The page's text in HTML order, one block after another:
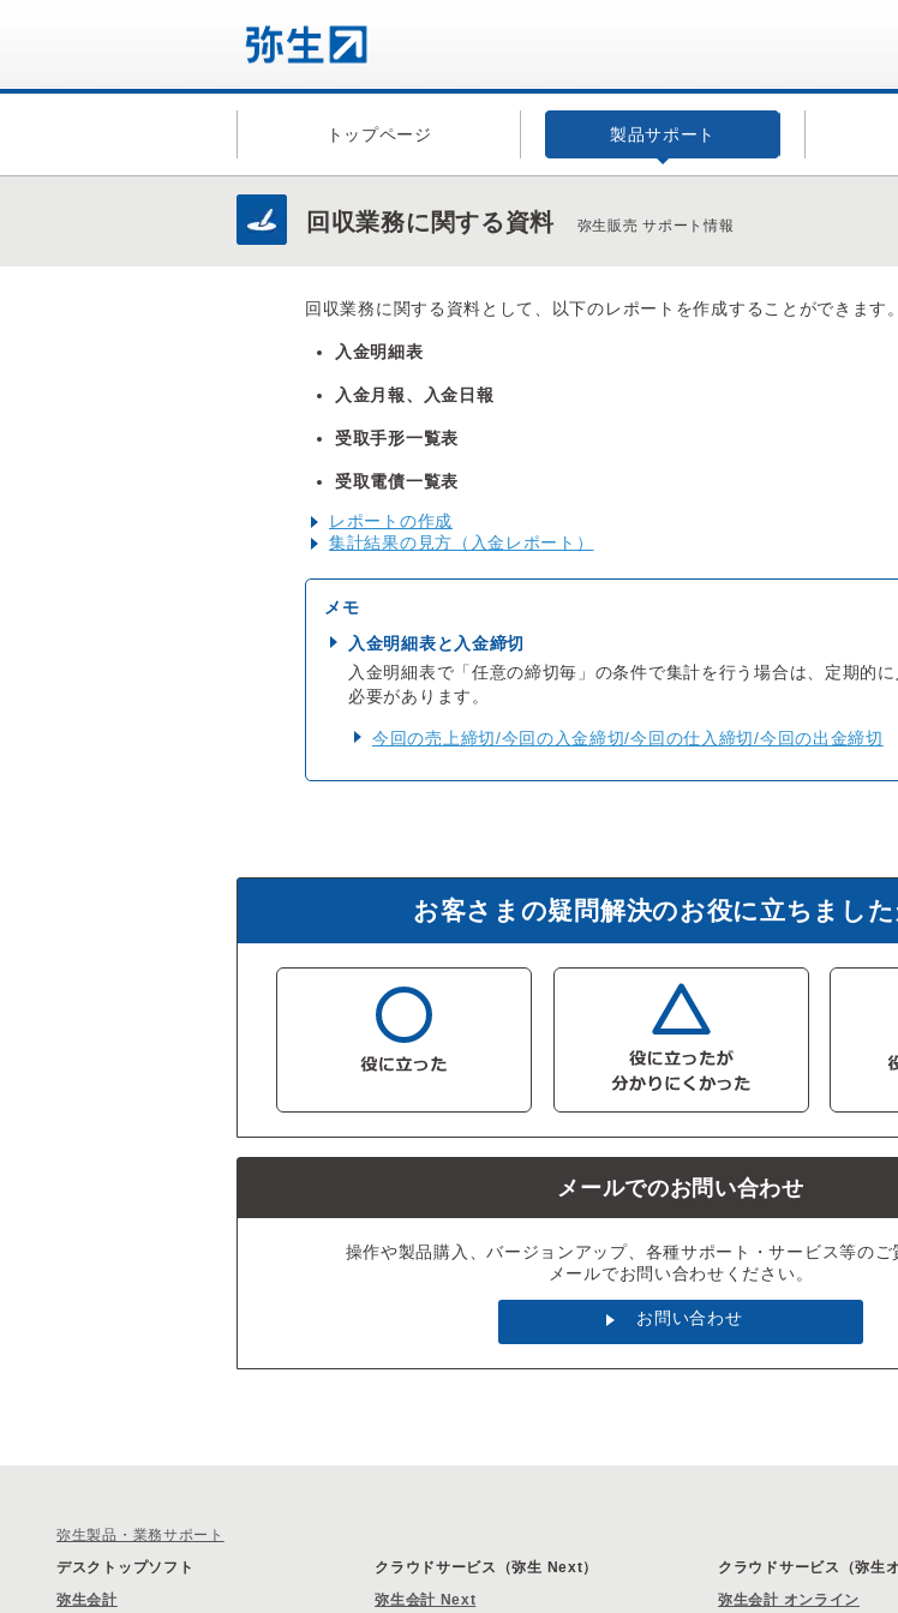
トップページ 製品サポート
回収業務に関する資料 弥生販売 サポート情報
回収業務に関する資料として、以下のレポートを作成することができます。
入金明細表
入金月報、入金日報
受取手形一覧表
受取電債一覧表
レポートの作成
集計結果の見方（入金レポート）
入金明細表と入金締切
入金明細表で「任意の締切毎」の条件で集計を行う場合は、定期的に
必要があります。
今回の売上締切/今回の入金締切/今回の仕入締切/今回の出金締切
お客さまの疑問解決のお役に立ちました
メールでのお問い合わせ
操作や製品購入、バージョンアップ、各種サポート・サービス等のご
メールでお問い合わせください。
お問い合わせ
弥生製品・業務サポート
デスクトップソフト
弥生会計
クラウドサービス（弥生 Next）
弥生会計 Next
クラウドサービス（弥生
弥生会計 オンライン